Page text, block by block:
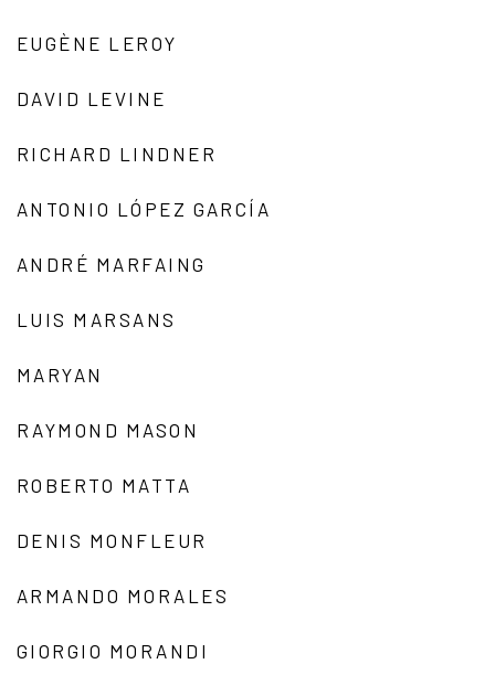
EUGÈNE LEROY
DAVID LEVINE
RICHARD LINDNER
ANTONIO LÓPEZ GARCÍA
ANDRÉ MARFAING
LUIS MARSANS
MARYAN
RAYMOND MASON
ROBERTO MATTA
DENIS MONFLEUR
ARMANDO MORALES
GIORGIO MORANDI